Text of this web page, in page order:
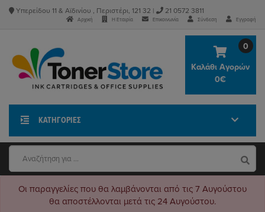
Υπερείδου 11 & Αϊδινίου , Περιστέρι, 121 32 | 21 0572 3811
Αρχική Η Εταιρία Επικοινωνία Σύνδεση Εγγραφή
ΚΑΤΗΓΟΡΊΕΣ
0
Καλάθι Αγορών
0€
Οι παραγγελίες που θα λαμβάνονται από τις 7 Αυγούστου
θα αποστέλλονται μετά τις 24 Αυγούστου.